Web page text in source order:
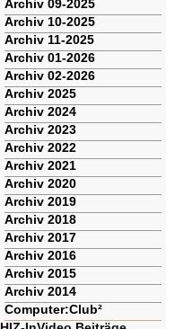
Archiv 09-2025
Archiv 10-2025
Archiv 11-2025
Archiv 01-2026
Archiv 02-2026
Archiv 2025
Archiv 2024
Archiv 2023
Archiv 2022
Archiv 2021
Archiv 2020
Archiv 2019
Archiv 2018
Archiv 2017
Archiv 2016
Archiv 2015
Archiv 2014
Computer:Club²